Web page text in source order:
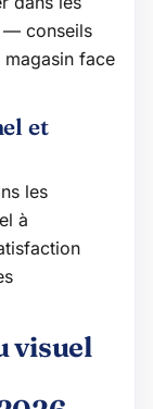
— conseils
face
et
les
à
visuel